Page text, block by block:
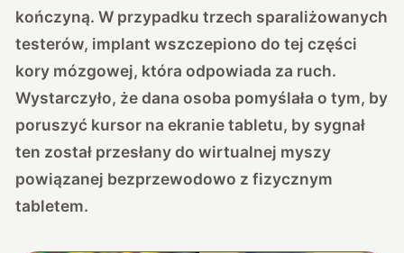
kończyną. W przypadku trzech sparaliżowanych
testerów, implant wszczepiono do tej części
kory mózgowej, która odpowiada za ruch.
Wystarczyło, że dana osoba pomyślała o tym, by
poruszyć kursor na ekranie tabletu, by sygnał
ten został przesłany do wirtualnej myszy
powiązanej bezprzewodowo z fizycznym
tabletem.